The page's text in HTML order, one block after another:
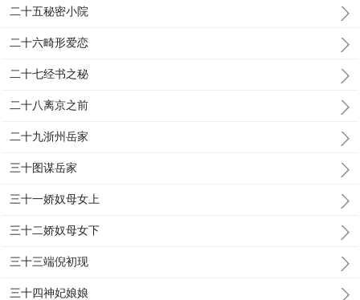
二十五秘密小院
二十六畸形爱恋
二十七经书之秘
二十八离京之前
二十九浙州岳家
三十图谋岳家
三十一娇奴母女上
三十二娇奴母女下
三十三端倪初现
三十四神妃娘娘